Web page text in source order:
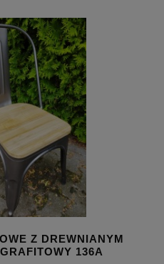
Z DREWNIANYM
136A